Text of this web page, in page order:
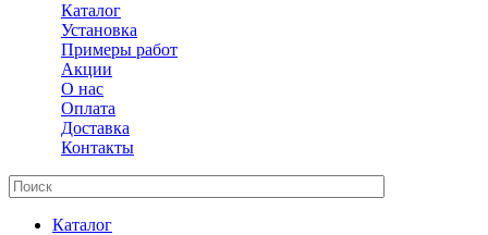
Каталог
Установка
Примеры работ
Акции
О нас
Оплата
Доставка
Контакты
Поиск
Каталог